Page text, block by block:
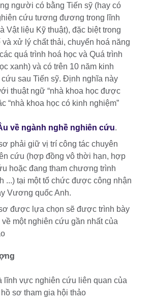
người có bằng Tiến sỹ (hay có
cứu tương đương trong lĩnh
Vật liệu Kỹ thuật), đặc biệt trong
và xử lý chất thải, chuyển hoá năng
quá trình hoá học và Quá trình
xanh) và có trên 10 năm kinh
sau Tiến sỹ. Định nghĩa này
thuật ngữ “nhà khoa học được
“nhà khoa học có kinh nghiệm”
về ngành nghề nghiên cứu.
phải giữ vị trí công tác chuyên
cứu (hợp đồng vô thời hạn, hợp
hoặc đang tham chương trình
...) tại một tổ chức được công nhận
Vương quốc Anh.
được lựa chọn sẽ được trình bày
về một nghiên cứu gần nhất của
lĩnh vực nghiên cứu liên quan của
sơ tham gia hội thảo